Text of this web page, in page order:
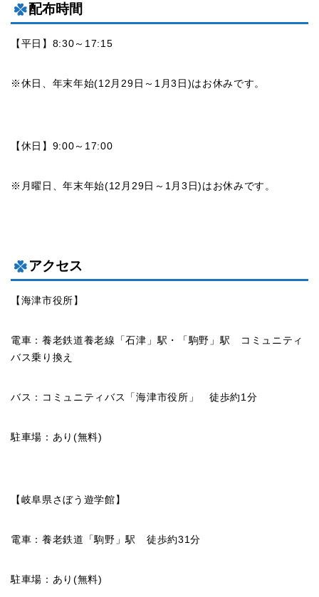
配布時間
【平日】8:30～17:15
※休日、年末年始(12月29日～1月3日)はお休みです。
【休日】9:00～17:00
※月曜日、年末年始(12月29日～1月3日)はお休みです。
アクセス
【海津市役所】
電車：養老鉄道養老線「石津」駅・「駒野」駅 コミュニティ
バス乗り換え
バス：コミュニティバス「海津市役所」 徒歩約1分
駐車場：あり(無料)
【岐阜県さぼう遊学館】
電車：養老鉄道「駒野」駅 徒歩約31分
駐車場：あり(無料)